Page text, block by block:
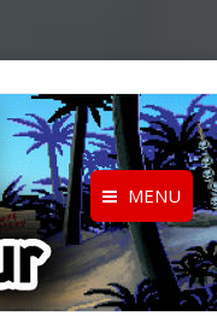
MENU